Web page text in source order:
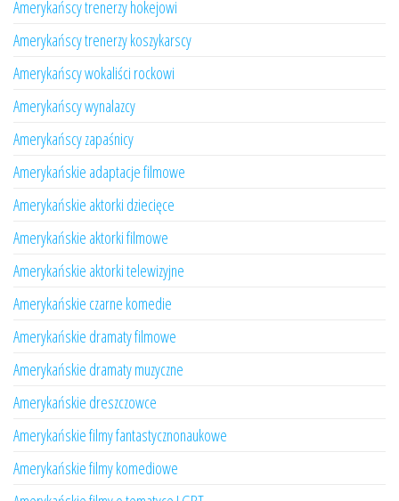
Amerykańscy trenerzy hokejowi
Amerykańscy trenerzy koszykarscy
Amerykańscy wokaliści rockowi
Amerykańscy wynalazcy
Amerykańscy zapaśnicy
Amerykańskie adaptacje filmowe
Amerykańskie aktorki dziecięce
Amerykańskie aktorki filmowe
Amerykańskie aktorki telewizyjne
Amerykańskie czarne komedie
Amerykańskie dramaty filmowe
Amerykańskie dramaty muzyczne
Amerykańskie dreszczowce
Amerykańskie filmy fantastycznonaukowe
Amerykańskie filmy komediowe